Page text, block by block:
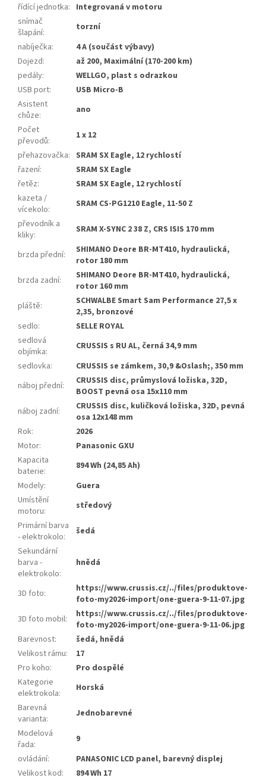
řídící jednotka: Integrovaná v motoru
snímač
šlapání:
torzní
nabíječka:
4 A (součást výbavy)
Dojezd:
až 200, Maximální (170-200 km)
pedály:
WELLGO, plast s odrazkou
USB port:
USB Micro-B
Asistent
chůze:
ano
Počet
převodů:
1 x 12
přehazovačka: SRAM SX Eagle, 12 rychlostí
řazení:
SRAM SX Eagle
řetěz:
SRAM SX Eagle, 12 rychlostí
kazeta /
vícekolo:
SRAM CS-PG1210 Eagle, 11-50 Z
převodník a
kliky: SRAM X-SYNC 2 38 Z, CRS ISIS 170 mm
brzda přední:
SHIMANO Deore BR-MT410, hydraulická,
rotor 180 mm
brzda zadní:
SHIMANO Deore BR-MT410, hydraulická,
rotor 160 mm
pláště:
SCHWALBE Smart Sam Performance 27,5 x
2,35, bronzové
sedlo:
SELLE ROYAL
sedlová
objímka:
CRUSSIS s RU AL, černá 34,9 mm
sedlovka:
CRUSSIS se zámkem, 30,9 &Oslash;, 350 mm
náboj přední:
CRUSSIS disc, průmyslová ložiska, 32D,
BOOST pevná osa 15x110 mm
náboj zadní:
CRUSSIS disc, kuličková ložiska, 32D, pevná
osa 12x148 mm
Rok:
2026
Motor:
Panasonic GXU
Kapacita
baterie:
894 Wh (24,85 Ah)
Modely:
Guera
Umístění
motoru:
středový
Primární barva
- elektrokolo:
šedá
Sekundární
barva -
elektrokolo:
hnědá
3D foto:
https://www.crussis.cz/../files/produktove-
foto-my2026-import/one-guera-9-11-07.jpg
3D foto mobil:
https://www.crussis.cz/../files/produktove-
foto-my2026-import/one-guera-9-11-06.jpg
Barevnost:
šedá, hnědá
Velikost rámu:
17
Pro koho:
Pro dospělé
Kategorie
elektrokola:
Horská
Barevná
varianta:
Jednobarevné
Modelová
řada:
9
ovládání:
PANASONIC LCD panel, barevný displej
Velikost kod: 894 Wh 17